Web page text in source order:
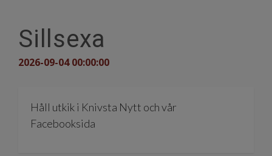
Sillsexa
2026-09-04 00:00:00
Håll utkik i Knivsta Nytt och vår
Facebooksida